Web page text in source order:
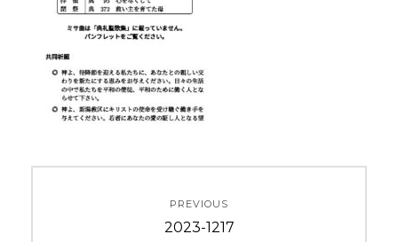
PREVIOUS
Previous
2023-1217